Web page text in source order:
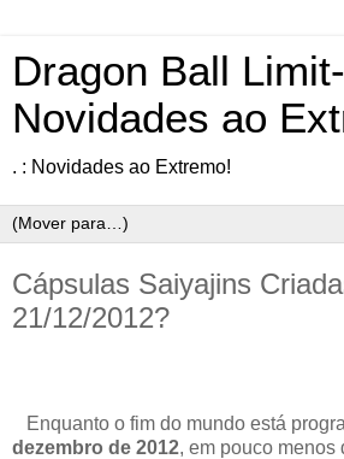
Dragon Ball
Novidades ao
. : Novidades ao Extremo!
Cápsulas Saiyajins
21/12/2012?
Enquanto o fim do mundo está
dezembro de 2012, em pouco menos